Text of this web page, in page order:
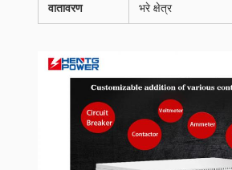
वातावरण
भरे क्षेत्र